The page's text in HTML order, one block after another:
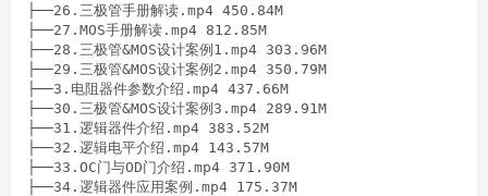
├──26.三极管手册解读.mp4 450.84M
├──27.MOS手册解读.mp4 812.85M
├──28.三极管&MOS设计案例1.mp4 303.96M
├──29.三极管&MOS设计案例2.mp4 350.79M
├──3.电阻器件参数介绍.mp4 437.66M
├──30.三极管&MOS设计案例3.mp4 289.91M
├──31.逻辑器件介绍.mp4 383.52M
├──32.逻辑电平介绍.mp4 143.57M
├──33.OC门与OD门介绍.mp4 371.90M
├──34.逻辑器件应用案例.mp4 175.37M